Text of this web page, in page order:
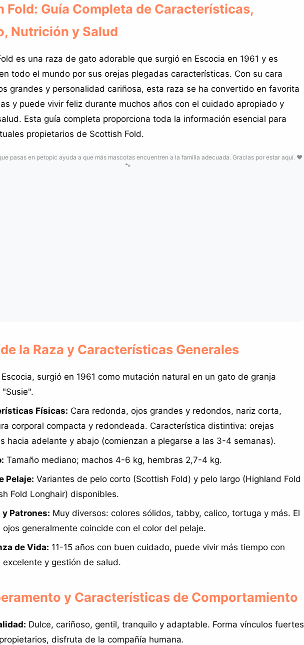
Fold: Guía Completa de Características,
Nutrición y Salud
es una raza de gato adorable que surgió en Escocia en 1961 y es
todo el mundo por sus orejas plegadas características. Con su cara
grandes y personalidad cariñosa, esta raza se ha convertido en favorita
y puede vivir feliz durante muchos años con el cuidado apropiado y
Esta guía completa proporciona toda la información esencial para
propietarios de Scottish Fold.
pasas en petopic ayuda a que más mascotas encuentren a la familia adecuada. Gracias por estar aquí. ❤️
🐾
la Raza y Características Generales
Escocia, surgió en 1961 como mutación natural en un gato de granja
Físicas: Cara redonda, ojos grandes y redondos, nariz corta,
corporal compacta y redondeada. Característica distintiva: orejas
hacia adelante y abajo (comienzan a plegarse a las 3-4 semanas).
Tamaño mediano; machos 4-6 kg, hembras 2,7-4 kg.
Pelaje: Variantes de pelo corto (Scottish Fold) y pelo largo (Highland Fold
Fold Longhair) disponibles.
y Patrones: Muy diversos: colores sólidos, tabby, calico, tortuga y más. El
ojos generalmente coincide con el color del pelaje.
de Vida: 11-15 años con buen cuidado, puede vivir más tiempo con
excelente y gestión de salud.
y Características de Comportamiento
Dulce, cariñoso, gentil, tranquilo y adaptable. Forma vínculos fuertes
disfruta de la compañía humana.